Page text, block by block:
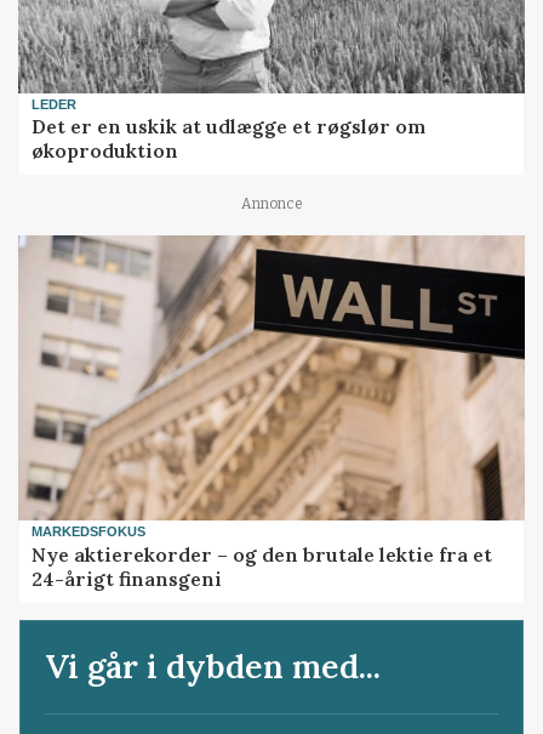
LEDER
Det er en uskik at udlægge et røgslør om
økoproduktion
Annonce
MARKEDSFOKUS
Nye aktierekorder – og den brutale lektie fra et
24-årigt finansgeni
Vi går i dybden med...